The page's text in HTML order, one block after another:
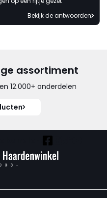
Bekijk de antwoorden
assortiment
12.000+ onderdelen